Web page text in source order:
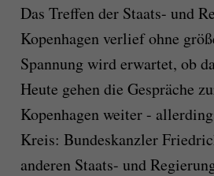
Das Treffen der Staats- und
Kopenhagen verlief ohne
Spannung wird erwartet, ob
Heute gehen die Gespräche
Kopenhagen weiter -
Kreis: Bundeskanzler
anderen Staats- und